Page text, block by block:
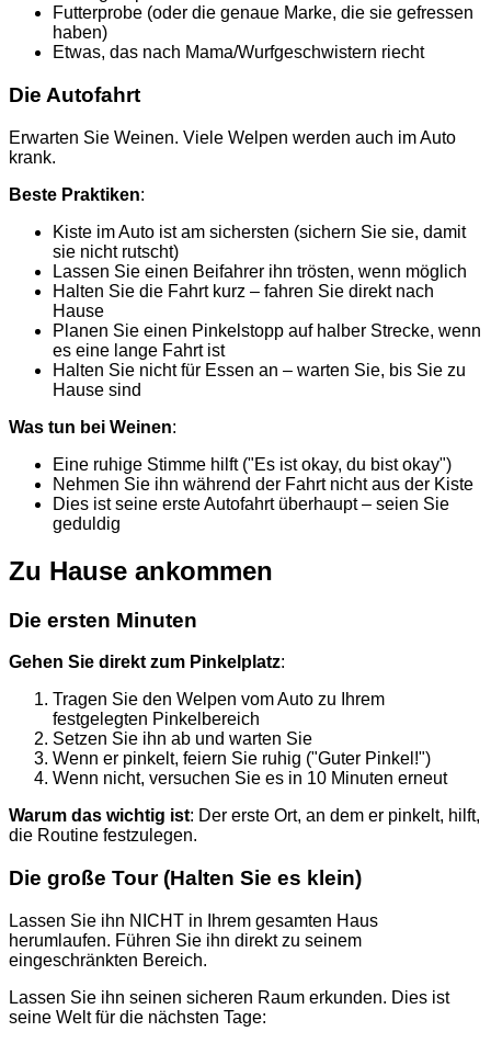
Futterprobe (oder die genaue Marke, die sie gefressen
haben)
Etwas, das nach Mama/Wurfgeschwistern riecht
Die Autofahrt
Erwarten Sie Weinen. Viele Welpen werden auch im Auto
krank.
Beste Praktiken:
Kiste im Auto ist am sichersten (sichern Sie sie, damit
sie nicht rutscht)
Lassen Sie einen Beifahrer ihn trösten, wenn möglich
Halten Sie die Fahrt kurz – fahren Sie direkt nach
Hause
Planen Sie einen Pinkelstopp auf halber Strecke, wenn
es eine lange Fahrt ist
Halten Sie nicht für Essen an – warten Sie, bis Sie zu
Hause sind
Was tun bei Weinen:
Eine ruhige Stimme hilft ("Es ist okay, du bist okay")
Nehmen Sie ihn während der Fahrt nicht aus der Kiste
Dies ist seine erste Autofahrt überhaupt – seien Sie
geduldig
Zu Hause ankommen
Die ersten Minuten
Gehen Sie direkt zum Pinkelplatz:
Tragen Sie den Welpen vom Auto zu Ihrem
festgelegten Pinkelbereich
Setzen Sie ihn ab und warten Sie
Wenn er pinkelt, feiern Sie ruhig ("Guter Pinkel!")
Wenn nicht, versuchen Sie es in 10 Minuten erneut
Warum das wichtig ist: Der erste Ort, an dem er pinkelt, hilft,
die Routine festzulegen.
Die große Tour (Halten Sie es klein)
Lassen Sie ihn NICHT in Ihrem gesamten Haus
herumlaufen. Führen Sie ihn direkt zu seinem
eingeschränkten Bereich.
Lassen Sie ihn seinen sicheren Raum erkunden. Dies ist
seine Welt für die nächsten Tage: